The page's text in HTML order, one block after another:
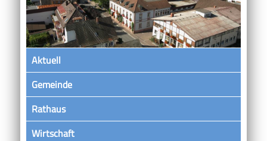
Aktuell
Gemeinde
Rathaus
Wirtschaft